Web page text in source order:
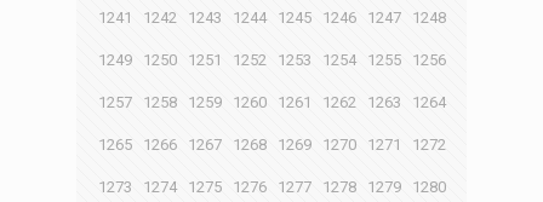
1241 1242 1243 1244 1245 1246 1247 1248
1249 1250 1251 1252 1253 1254 1255 1256
1257 1258 1259 1260 1261 1262 1263 1264
1265 1266 1267 1268 1269 1270 1271 1272
1273 1274 1275 1276 1277 1278 1279 1280